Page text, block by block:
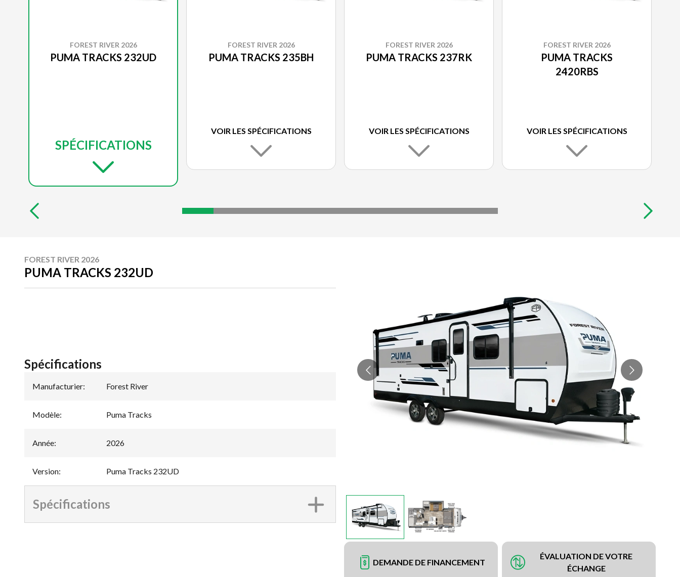
FOREST RIVER 2026
PUMA TRACKS 232UD
SPÉCIFICATIONS
FOREST RIVER 2026
PUMA TRACKS 235BH
VOIR LES SPÉCIFICATIONS
FOREST RIVER 2026
PUMA TRACKS 237RK
VOIR LES SPÉCIFICATIONS
FOREST RIVER 2026
PUMA TRACKS
2420RBS
VOIR LES SPÉCIFICATIONS
FOREST RIVER 2026
PUMA TRACKS 232UD
DEMANDE DE FINANCEMENT
ÉVALUATION DE VOTRE
ÉCHANGE
Spécifications
Manufacturier: Forest River
Modèle: Puma Tracks
Année: 2026
Version: Puma Tracks 232UD
Spécifications